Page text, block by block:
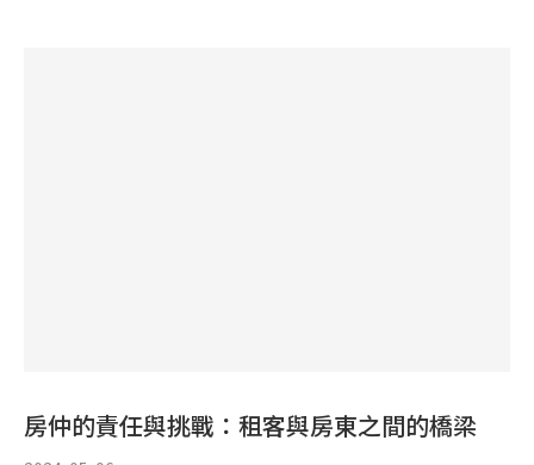
房仲的責任與挑戰：租客與房東之間的橋梁